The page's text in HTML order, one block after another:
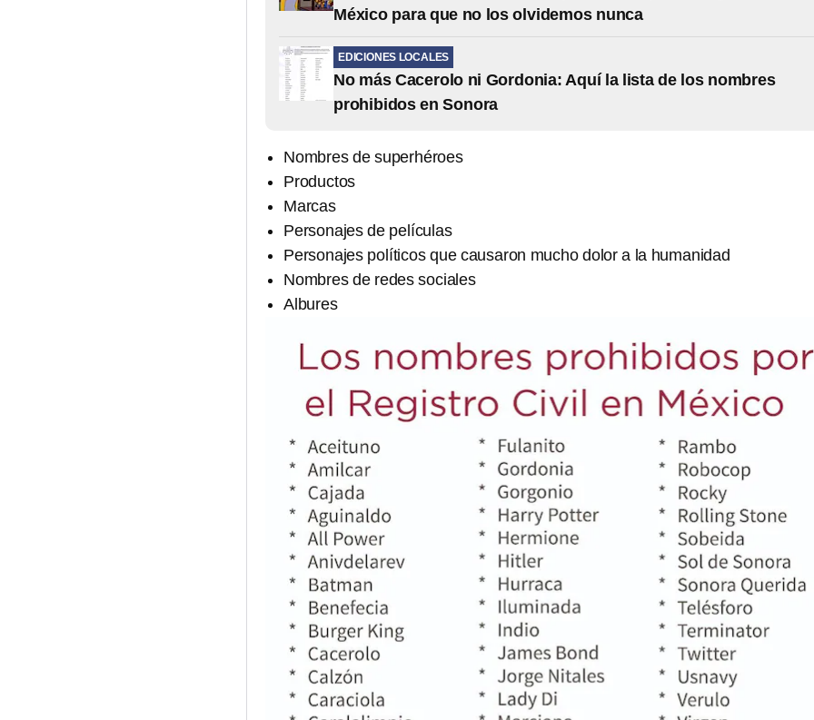
México para que no los olvidemos nunca
EDICIONES LOCALES
No más Cacerolo ni Gordonia: Aquí la lista de los nombres
prohibidos en Sonora
Nombres de superhéroes
Productos
Marcas
Personajes de películas
Personajes políticos que causaron mucho dolor a la humanidad
Nombres de redes sociales
Albures